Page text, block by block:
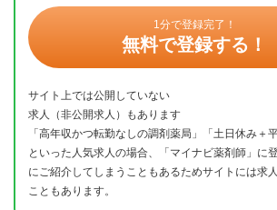
1分で登録完了！
無料で登録する！
サイト上では公開していない
求人（非公開求人）もあります
「高年収かつ転勤なしの調剤薬局」「土日休み＋
といった人気求人の場合、「マイナビ薬剤師」に
にご紹介してしまうこともあるためサイトには求
こともあります。